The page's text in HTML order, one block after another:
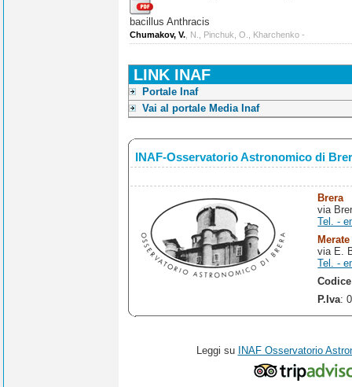
bacillus Anthracis
Chumakov, V. , N., Pinchuk, O., Kharchenko -
LINK INAF
Portale Inaf
Vai al portale Media Inaf
INAF-Osservatorio Astronomico di
Brera
via
Tel. -
Merate
via E.
Tel. -
P.Iva:
Leggi su INAF Osservatorio